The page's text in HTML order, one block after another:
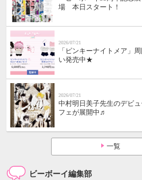
場 本日スタート！
2026/07/21
「ピンキーナイトメア」
い発売中★
2026/07/21
中村明日美子先生のデビ
フェが展開中♬
一覧
ビーボーイ編集部